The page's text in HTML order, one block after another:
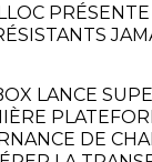
LANCE
DE